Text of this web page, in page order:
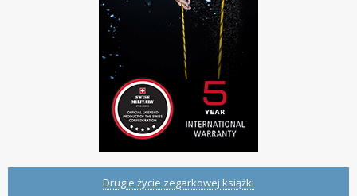
Drugie życie zegarkowej książki